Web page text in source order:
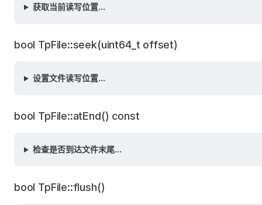
获取当前读写位置...
bool TpFile::seek(uint64_t offset)
设置文件读写位置...
bool TpFile::atEnd() const
检查是否到达文件末尾...
bool TpFile::flush()